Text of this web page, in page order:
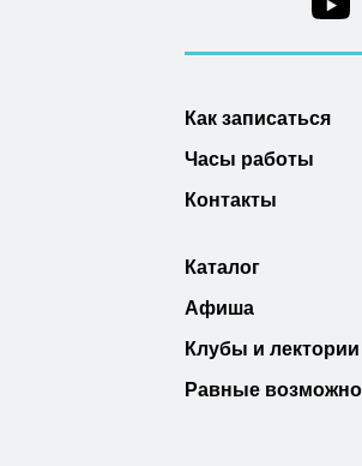
Как записаться
Часы работы
Контакты
Каталог
Афиша
Клубы и лектории
Равные